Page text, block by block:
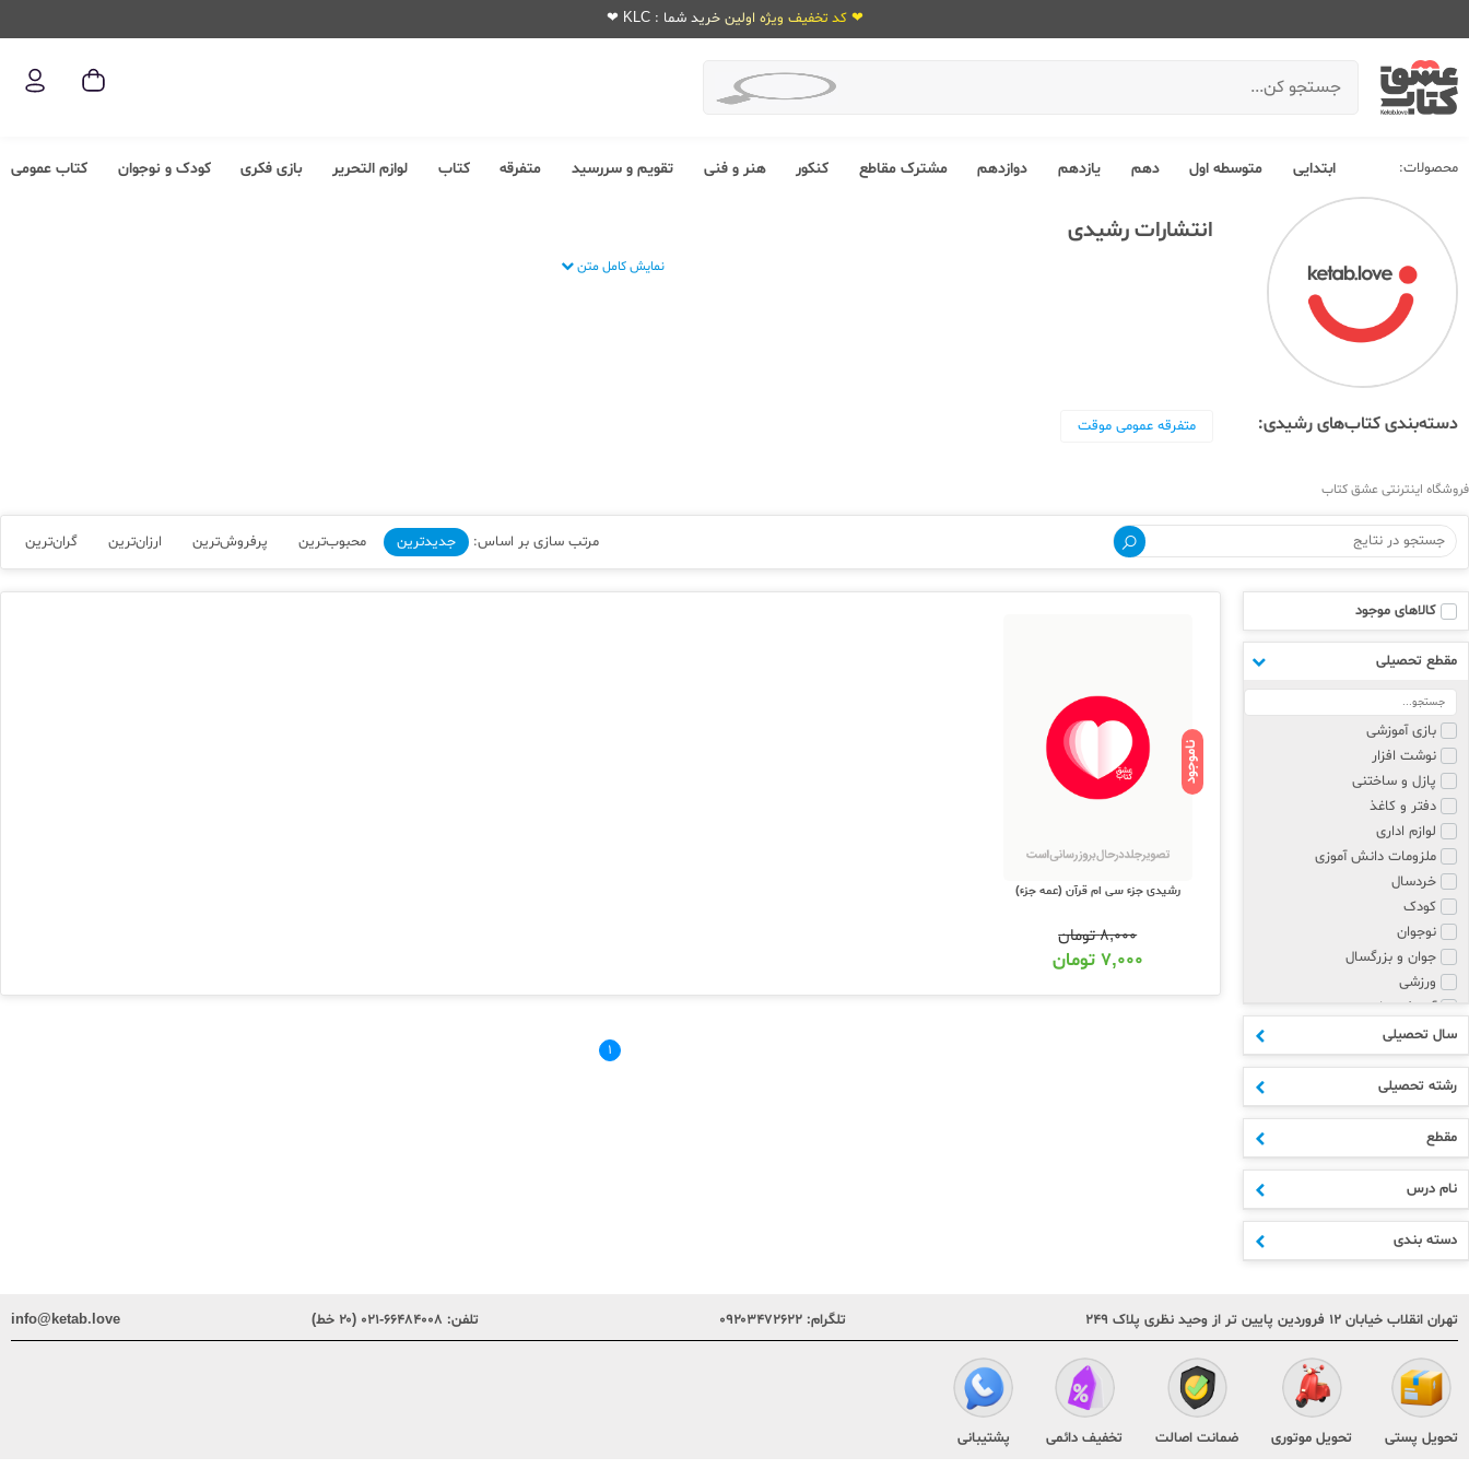
❤ کد تخفیف ویژه اولین خرید شما : KLC ❤
محصولات: ابتدایی متوسطه اول دهم یازدهم دوازدهم مشترک مقاطع کنکور هنر و فنی تقویم و سررسید متفرقه کتاب لوازم التحریر بازی فکری کودک و نوجوان کتاب عمومی
انتشارات رشیدی
نمایش کامل متن
دسته‌بندی کتاب‌های رشیدی: متفرقه عمومی موقت
فروشگاه اینترنتی عشق کتاب
مرتب سازی بر اساس: جدیدترین محبوب‌ترین پرفروش‌ترین ارزان‌ترین گران‌ترین
کالاهای موجود
مقطع تحصیلی
بازی آموزشی
نوشت افزار
پازل و ساختنی
دفتر و کاغذ
لوازم اداری
ملزومات دانش آموزی
خردسال
کودک
نوجوان
جوان و بزرگسال
ورزشی
آموزش زبان
پزشکی و روانشناسی
مذهبی
هنر
علوم انسانی
ادبیات
اکسسوری
ابتدایی
متوسطه اول
دهم
یازدهم
هنر و فنی
تقویم و سررسید
کودک و نوجوان
متفرقه
سال تحصیلی
رشته تحصیلی
مقطع
نام درس
دسته بندی
ناموجود
رشیدی جزء سی ام قرآن (عمه جزء)
۸,۰۰۰تومان
۷,۰۰۰ تومان
۱
تهران انقلاب خیابان ۱۲ فروردین پایین تر از وحید نظری پلاک ۲۴۹ تلگرام: ۰۹۲۰۳۴۷۲۶۲۲ تلفن: ۶۶۴۸۴۰۰۸-۰۲۱ (۲۰ خط) info@ketab.love
تحویل پستی تحویل موتوری ضمانت اصالت تخفیف دائمی پشتیبانی